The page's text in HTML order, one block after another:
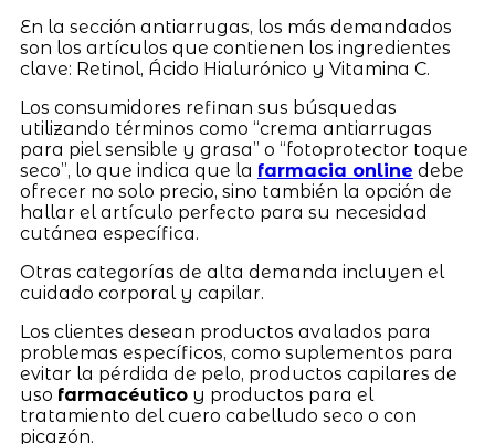
En la sección antiarrugas, los más demandados
son los artículos que contienen los ingredientes
clave: Retinol, Ácido Hialurónico y Vitamina C.
Los consumidores refinan sus búsquedas
utilizando términos como “crema antiarrugas
para piel sensible y grasa” o “fotoprotector toque
seco”, lo que indica que la farmacia online debe
ofrecer no solo precio, sino también la opción de
hallar el artículo perfecto para su necesidad
cutánea específica.
Otras categorías de alta demanda incluyen el
cuidado corporal y capilar.
Los clientes desean productos avalados para
problemas específicos, como suplementos para
evitar la pérdida de pelo, productos capilares de
uso farmacéuticoy productos para el
tratamiento del cuero cabelludo seco o con
picazón.